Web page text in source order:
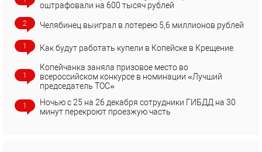
оштрафовали на 600 тысяч рублей
2 Челябинец выиграл в лотерею 5,6 миллионов рублей
1 Как будут работать купели в Копейске в Крещение
1
Копейчанка заняла призовое место во
всероссийском конкурсе в номинации «Лучший
председатель ТОС»
1
Ночью с 25 на 26 декабря сотрудники ГИБДД на 30
минут перекроют проезжую часть